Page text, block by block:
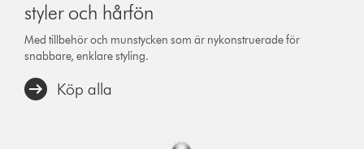
styler och hårfön
Med tillbehör och munstycken som är nykonstruerade för
snabbare, enklare styling.
Köp alla